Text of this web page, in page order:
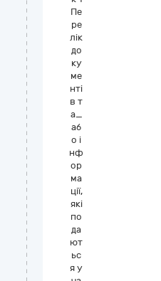
Пе
ре
лік
до
ку
ме
нті
в т
а_
аб
о і
нф
ор
ма
ції,
які
по
да
ют
ьс
я у